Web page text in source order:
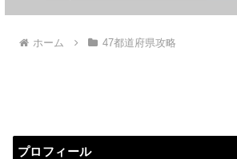
ホーム 47都道府県攻略
プロフィール